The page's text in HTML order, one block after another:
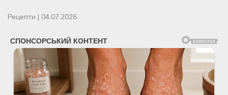
Рецепти | 04.07.2026